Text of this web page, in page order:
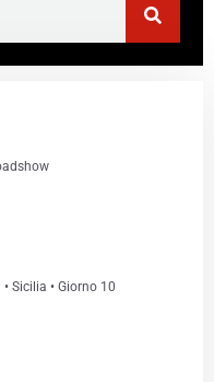
Sicilia • Giorno 10